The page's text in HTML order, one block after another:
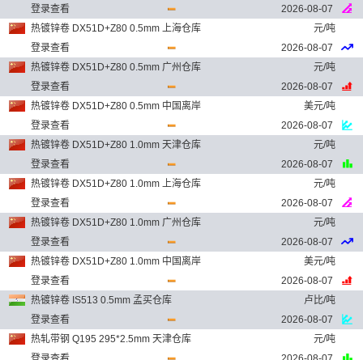
登录查看
2026-08-07
热镀锌卷 DX51D+Z80 0.5mm 上海仓库
元/吨
登录查看
2026-08-07
热镀锌卷 DX51D+Z80 0.5mm 广州仓库
元/吨
登录查看
2026-08-07
热镀锌卷 DX51D+Z80 0.5mm 中国离岸
美元/吨
登录查看
2026-08-07
热镀锌卷 DX51D+Z80 1.0mm 天津仓库
元/吨
登录查看
2026-08-07
热镀锌卷 DX51D+Z80 1.0mm 上海仓库
元/吨
登录查看
2026-08-07
热镀锌卷 DX51D+Z80 1.0mm 广州仓库
元/吨
登录查看
2026-08-07
热镀锌卷 DX51D+Z80 1.0mm 中国离岸
美元/吨
登录查看
2026-08-07
热镀锌卷 IS513 0.5mm 孟买仓库
卢比/吨
登录查看
2026-08-07
热轧带钢 Q195 295*2.5mm 天津仓库
元/吨